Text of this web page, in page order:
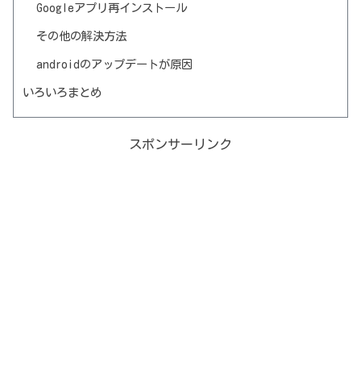
Googleアプリ再インストール
その他の解決方法
androidのアップデートが原因
いろいろまとめ
スポンサーリンク